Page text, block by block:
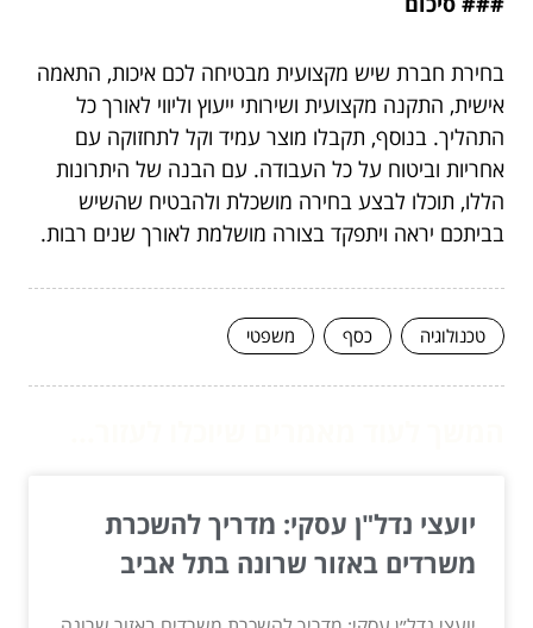
בחירת חברת שיש מקצועית מבטיחה לכם איכות, התאמה
אישית, התקנה מקצועית ושירותי ייעוץ וליווי לאורך כל
התהליך. בנוסף, תקבלו מוצר עמיד וקל לתחזוקה עם
אחריות וביטוח על כל העבודה. עם הבנה של היתרונות
הללו, תוכלו לבצע בחירה מושכלת ולהבטיח שהשיש
בביתכם יראה ויתפקד בצורה מושלמת לאורך שנים רבות.
טכנולוגיה כסף משפטי
יועצי נדל"ן עסקי: מדריך להשכרת
משרדים באזור שרונה בתל אביב